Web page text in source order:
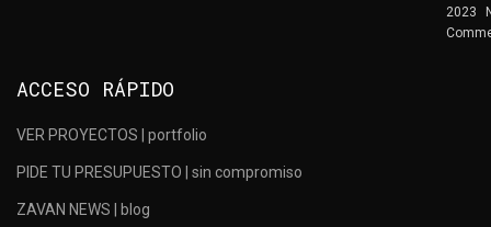
2023
ACCESO RÁPIDO
VER PROYECTOS | portfolio
PIDE TU PRESUPUESTO | sin compromiso
ZAVAN NEWS | blog